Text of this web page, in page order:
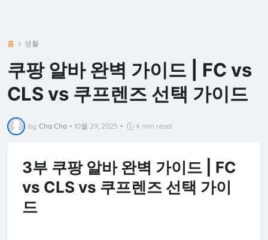
홈 생활
쿠팡 알바 완벽 가이드 | FC vs
CLS vs 쿠프렌즈 선택 가이드
by Cha Cha • 10월 29, 2025 • 4 min read
3부 쿠팡 알바 완벽 가이드 | FC
vs CLS vs 쿠프렌즈 선택 가이
드